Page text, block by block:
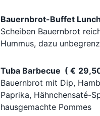
Bauernbrot-Buffet
Scheiben Bauernbrot
Hummus, dazu
Tuba Barbecue ( €
Bauernbrot mit Dip,
Paprika, Hähnchensaté-
hausgemachte Pommes